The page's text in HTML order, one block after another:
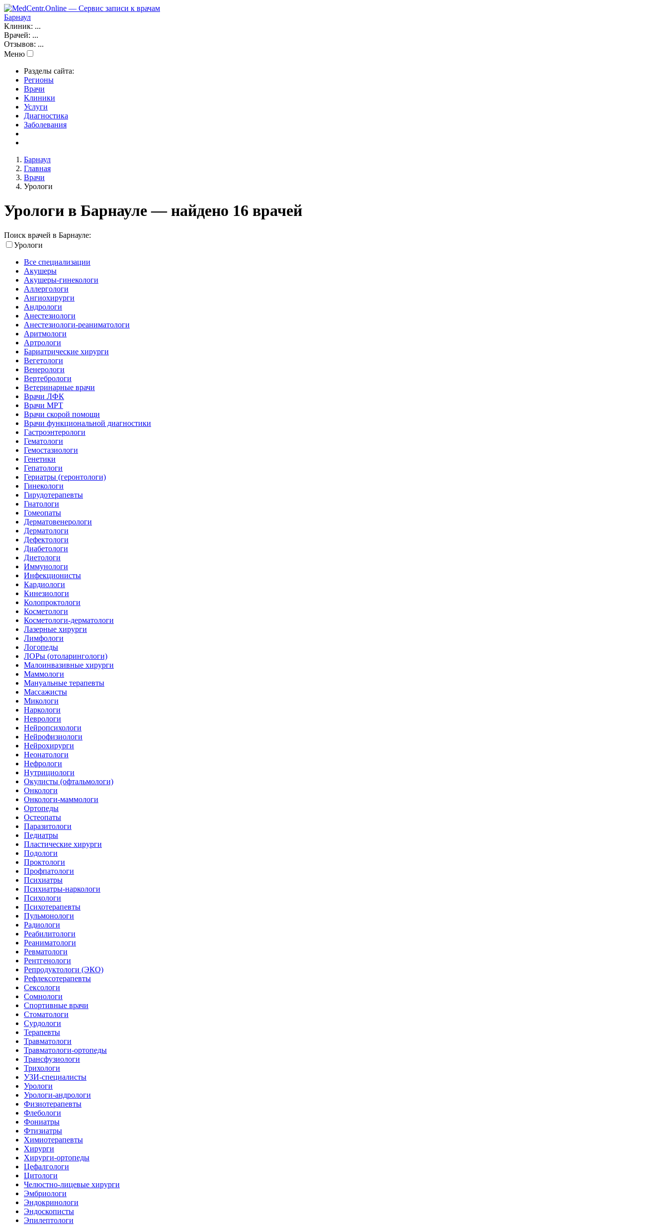
Барнаул
Клиник: ...
Врачей: ...
Отзывов: ...
Меню
Разделы сайта:
Регионы
Врачи
Клиники
Услуги
Диагностика
Заболевания
Барнаул
Главная
Врачи
Урологи
Урологи в Барнауле — найдено 16 врачей
Поиск врачей в Барнауле:
Урологи
Все специализации
Акушеры
Акушеры-гинекологи
Аллергологи
Ангиохирурги
Андрологи
Анестезиологи
Анестезиологи-реаниматологи
Аритмологи
Артрологи
Бариатрические хирурги
Вегетологи
Венерологи
Вертебрологи
Ветеринарные врачи
Врачи ЛФК
Врачи МРТ
Врачи скорой помощи
Врачи функциональной диагностики
Гастроэнтерологи
Гематологи
Гемостазиологи
Генетики
Гепатологи
Гериатры (геронтологи)
Гинекологи
Гирудотерапевты
Гнатологи
Гомеопаты
Дерматовенерологи
Дерматологи
Дефектологи
Диабетологи
Диетологи
Иммунологи
Инфекционисты
Кардиологи
Кинезиологи
Колопроктологи
Косметологи
Косметологи-дерматологи
Лазерные хирурги
Лимфологи
Логопеды
ЛОРы (отоларингологи)
Малоинвазивные хирурги
Маммологи
Мануальные терапевты
Массажисты
Микологи
Наркологи
Неврологи
Нейропсихологи
Нейрофизиологи
Нейрохирурги
Неонатологи
Нефрологи
Нутрициологи
Окулисты (офтальмологи)
Онкологи
Онкологи-маммологи
Ортопеды
Остеопаты
Паразитологи
Педиатры
Пластические хирурги
Подологи
Проктологи
Профпатологи
Психиатры
Психиатры-наркологи
Психологи
Психотерапевты
Пульмонологи
Радиологи
Реабилитологи
Реаниматологи
Ревматологи
Рентгенологи
Репродуктологи (ЭКО)
Рефлексотерапевты
Сексологи
Сомнологи
Спортивные врачи
Стоматологи
Сурдологи
Терапевты
Травматологи
Травматологи-ортопеды
Трансфузиологи
Трихологи
УЗИ-специалисты
Урологи
Урологи-андрологи
Физиотерапевты
Флебологи
Фониатры
Фтизиатры
Химиотерапевты
Хирурги
Хирурги-ортопеды
Цефалгологи
Цитологи
Челюстно-лицевые хирурги
Эмбриологи
Эндокринологи
Эндоскописты
Эпилептологи